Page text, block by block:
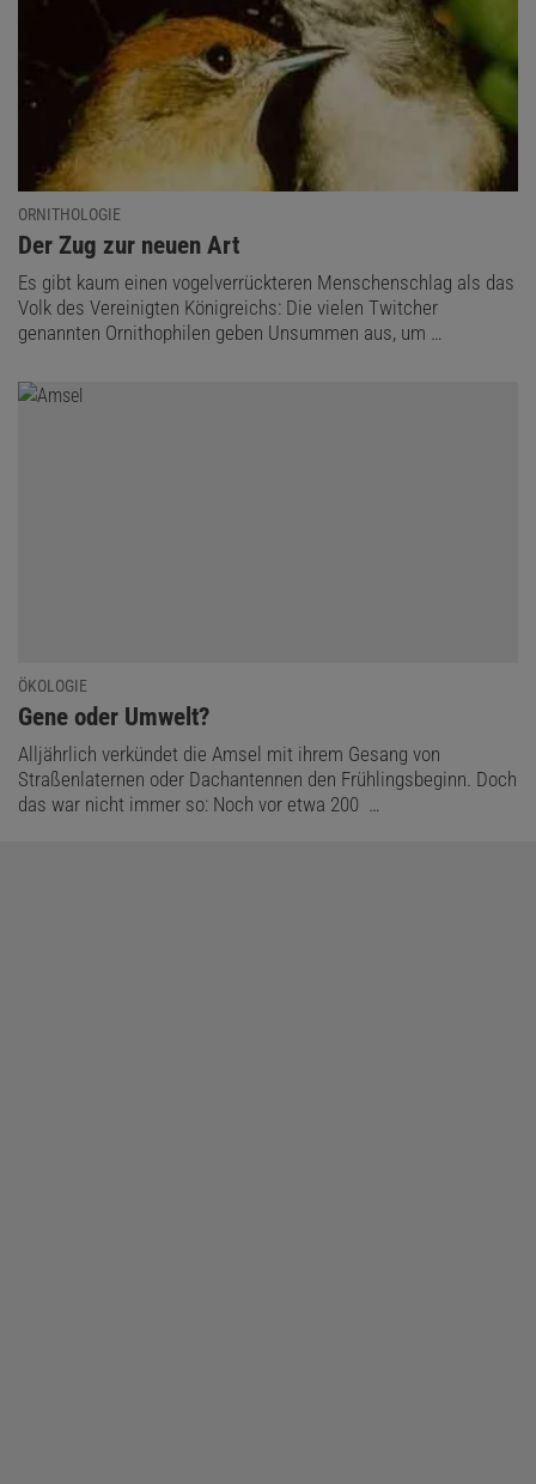
ORNITHOLOGIE
:
Der Zug zur neuen Art
Es gibt kaum einen vogelverrückteren Menschenschlag als das
Volk des Vereinigten Königreichs: Die vielen Twitcher
genannten Ornithophilen geben Unsummen aus, um …
ÖKOLOGIE
:
Gene oder Umwelt?
Alljährlich verkündet die Amsel mit ihrem Gesang von
Straßenlaternen oder Dachantennen den Frühlingsbeginn. Doch
das war nicht immer so: Noch vor etwa 200 …